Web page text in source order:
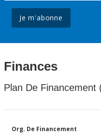
Je m'abonne
Finances
Plan De Financement
Org. De Financement